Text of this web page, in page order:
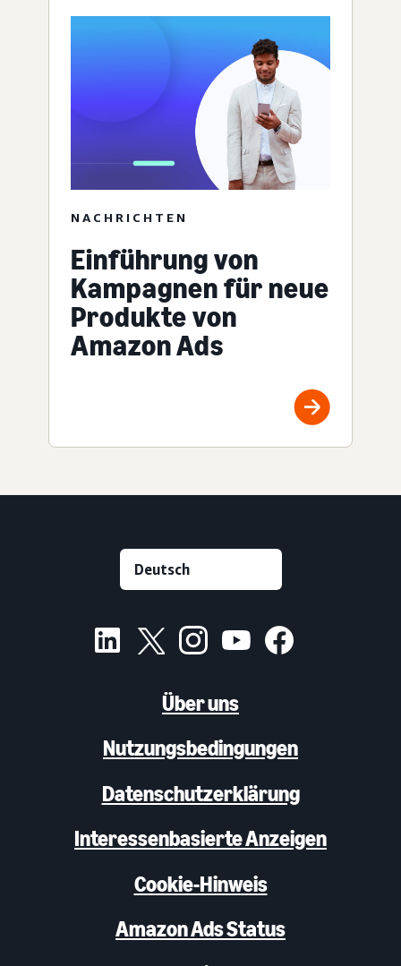
NACHRICHTEN
Einführung von
Kampagnen für neue
Produkte von
Amazon Ads
Über uns
Nutzungsbedingungen
Datenschutzerklärung
Interessenbasierte Anzeigen
Cookie-Hinweis
Amazon Ads Status